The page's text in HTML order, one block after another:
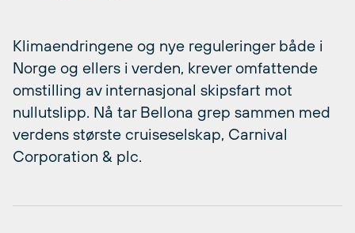
Klimaendringene og nye reguleringer både i
Norge og ellers i verden, krever omfattende
omstilling av internasjonal skipsfart mot
nullutslipp. Nå tar Bellona grep sammen med
verdens største cruiseselskap, Carnival
Corporation & plc.